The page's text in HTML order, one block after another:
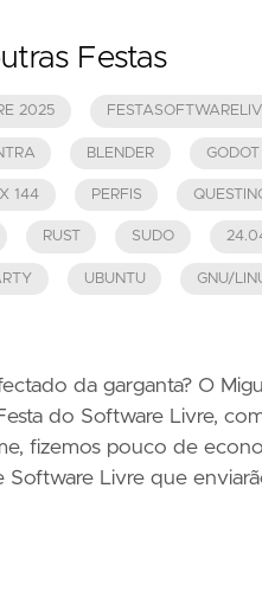
Festas
2025
BLENDER GODOT
144 PERFIS
RUST SUDO
UBUNTU GNU/
da garganta? O
do Software Livre,
fizemos pouco de
Software Livre que